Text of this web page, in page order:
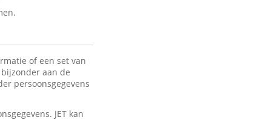
of een set van
aan de
persoonsgegevens
JET kan